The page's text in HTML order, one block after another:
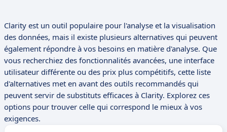
Clarity est un outil populaire pour l'analyse et la visualisation
des données, mais il existe plusieurs alternatives qui peuvent
également répondre à vos besoins en matière d'analyse. Que
vous recherchiez des fonctionnalités avancées, une interface
utilisateur différente ou des prix plus compétitifs, cette liste
d'alternatives met en avant des outils recommandés qui
peuvent servir de substituts efficaces à Clarity. Explorez ces
options pour trouver celle qui correspond le mieux à vos
exigences.